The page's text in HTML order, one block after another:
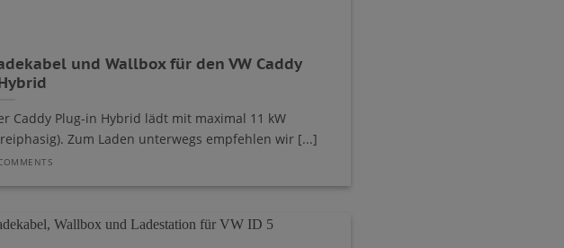
und Wallbox für den VW Caddy
Caddy Plug-in Hybrid lädt mit maximal 11 kW
Zum Laden unterwegs empfehlen wir [...]